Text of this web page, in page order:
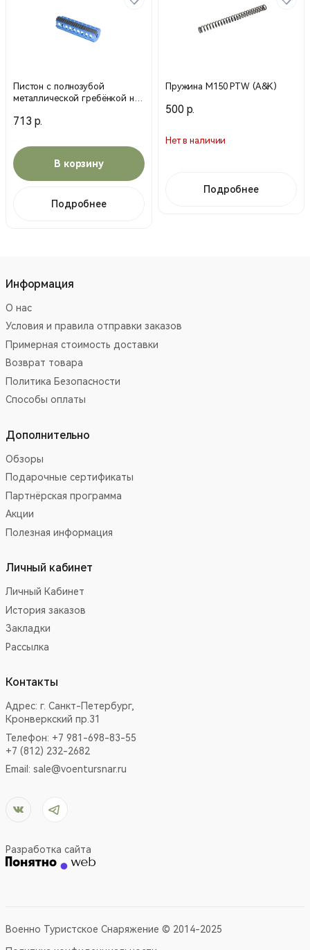
Пистон с полнозубой
металлической гребёнкой на
713 р.
В корзину
Подробнее
Пружина M150 PTW (A&K)
500 р.
Нет в наличии
Подробнее
Информация
О нас
Условия и правила отправки заказов
Примерная стоимость доставки
Возврат товара
Политика Безопасности
Способы оплаты
Дополнительно
Обзоры
Подарочные сертификаты
Партнёрская программа
Акции
Полезная информация
Личный кабинет
Личный Кабинет
История заказов
Закладки
Рассылка
Контакты
Адрес: г. Санкт-Петербург,
Кронверкский пр.31
Телефон: +7 981-698-83-55
+7 (812) 232-2682
Email: sale@voentursnar.ru
Разработка сайта
Военно Туристское Снаряжение © 2014-2025